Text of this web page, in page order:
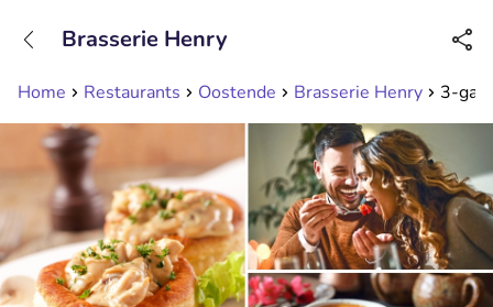
Bereikbaar tot 23:00 uur
Home Restaurants Oostende Brasserie Henry 3-
Brasserie Henry